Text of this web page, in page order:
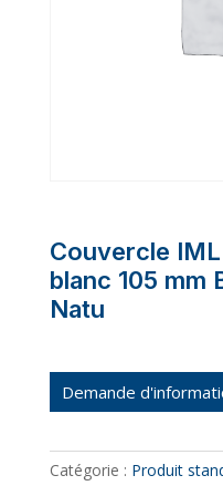
Couvercle
blanc 105 mm
Natu
Demande
Catégorie : Produit